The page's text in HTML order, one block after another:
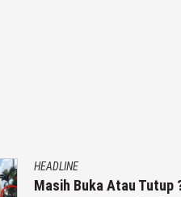
HEADLINE
Masih Buka Atau Tutup